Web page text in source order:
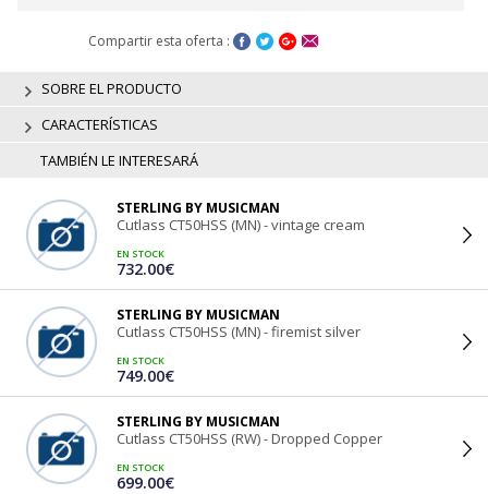
Compartir esta oferta :
SOBRE EL PRODUCTO
CARACTERÍSTICAS
TAMBIÉN LE INTERESARÁ
STERLING BY MUSICMAN
Cutlass CT50HSS (MN) - vintage cream
EN STOCK
732.00€
STERLING BY MUSICMAN
Cutlass CT50HSS (MN) - firemist silver
EN STOCK
749.00€
STERLING BY MUSICMAN
Cutlass CT50HSS (RW) - Dropped Copper
EN STOCK
699.00€